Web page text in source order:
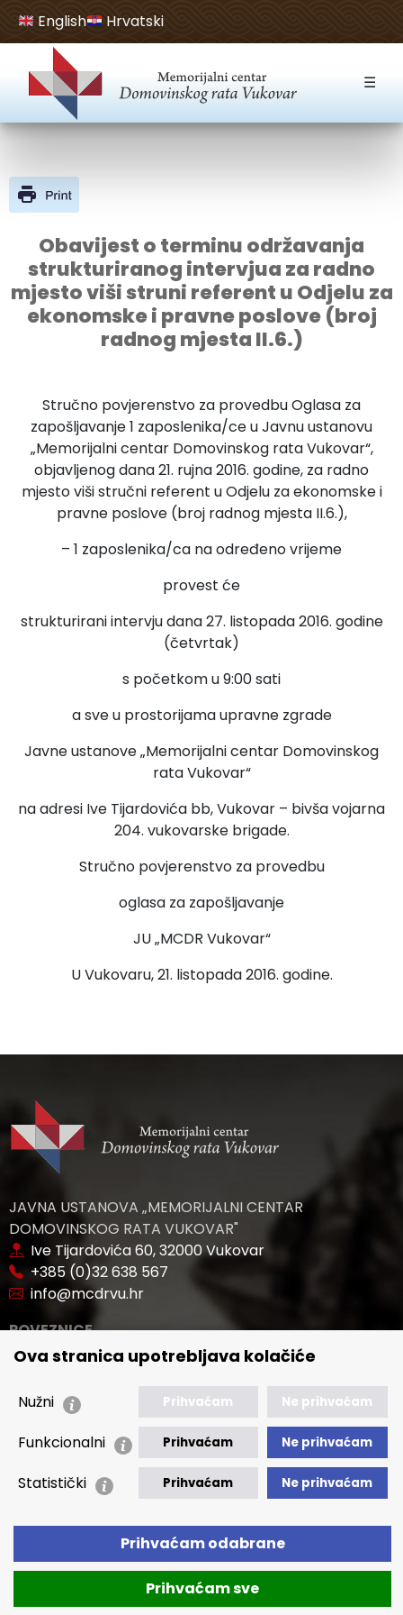
Open toolbar
Ova stranica upotrebljava kolačiće
Nužni Prihvaćam Ne prihvaćam
Funkcionalni Prihvaćam Ne prihvaćam
Statistički Prihvaćam Ne prihvaćam
Prihvaćam odabrane
Prihvaćam sve
English Hrvatski
☰
Obavijest o terminu održavanja
strukturiranog intervjua za radno
mjesto viši struni referent u Odjelu za
ekonomske i pravne poslove (broj
radnog mjesta II.6.)
Stručno povjerenstvo za provedbu Oglasa za
zapošljavanje 1 zaposlenika/ce u Javnu ustanovu
„Memorijalni centar Domovinskog rata Vukovar“,
objavljenog dana 21. rujna 2016. godine, za radno
mjesto viši stručni referent u Odjelu za ekonomske i
pravne poslove (broj radnog mjesta II.6.),
– 1 zaposlenika/ca na određeno vrijeme
provest će
strukturirani intervju dana 27. listopada 2016. godine
(četvrtak)
s početkom u 9:00 sati
a sve u prostorijama upravne zgrade
Javne ustanove „Memorijalni centar Domovinskog
rata Vukovar“
na adresi Ive Tijardovića bb, Vukovar – bivša vojarna
204. vukovarske brigade.
Stručno povjerenstvo za provedbu
oglasa za zapošljavanje
JU „MCDR Vukovar“
U Vukovaru, 21. listopada 2016. godine.
JAVNA USTANOVA „MEMORIJALNI CENTAR
DOMOVINSKOG RATA VUKOVAR"
Ive Tijardovića 60, 32000 Vukovar
+385 (0)32 638 567
info@mcdrvu.hr
POVEZNICE
🢒 Novosti
🢒 Natječaji
🢒 Javna nabava
🢒 Izvještaji
🢒 Izjava o pristupačnosti